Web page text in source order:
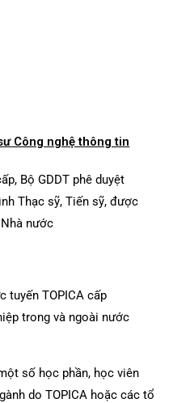
Công nghệ thông tin
Bộ GDDT phê duyệt
Thạc sỹ, Tiến sỹ, được
nước
tuyến TOPICA cấp
trong và ngoài nước
số học phần, học viên
do TOPICA hoặc các tổ